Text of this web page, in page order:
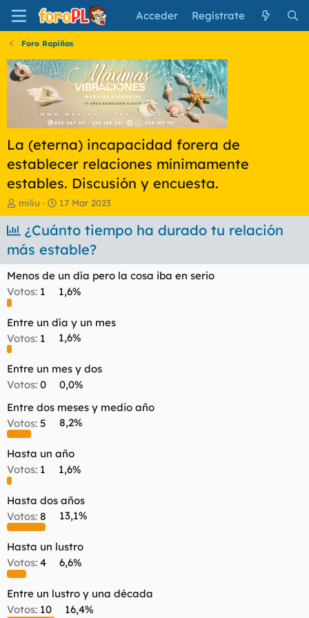
Acceder Regístrate
Foro Rapiñas
La (eterna) incapacidad forera de
establecer relaciones mínimamente
estables. Discusión y encuesta.
I
n
i
c
i
a
d
o
e
l
e
m
a
miliu
F
e
c
a
d
e
i
c
i
17 Mar 2023
¿Cuánto tiempo ha durado tu relación
más estable?
Menos de un día pero la cosa iba en serio
Votos: 1 1,6%
Entre un día y un mes
Votos: 1 1,6%
Entre un mes y dos
Votos: 0
0,0%
Entre dos meses y medio año
Votos: 5 8,2%
Hasta un año
Votos: 1 1,6%
Hasta dos años
Votos: 8 13,1%
Hasta un lustro
Votos: 4 6,6%
Entre un lustro y una década
Votos: 10 16,4%